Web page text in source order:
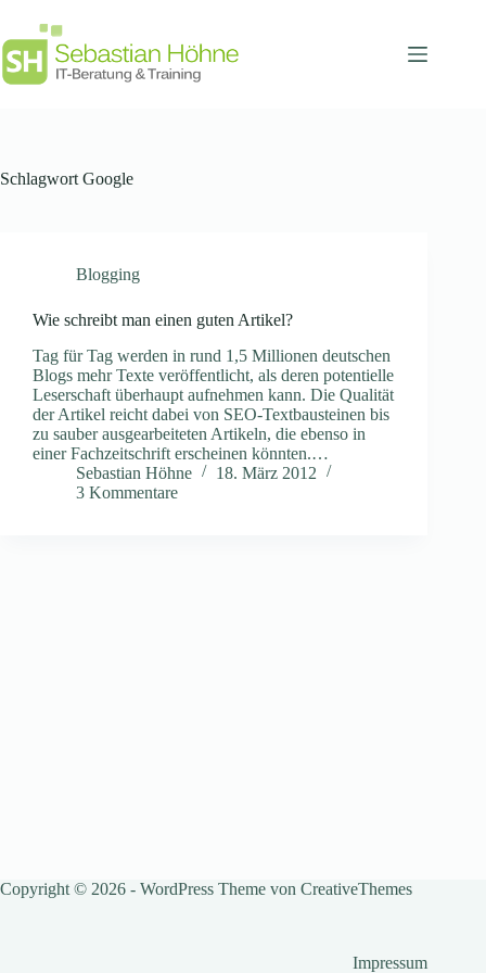
springen
Schlagwort Google
Blogging
Wie schreibt man einen guten Artikel?
Tag für Tag werden in rund 1,5 Millionen deutschen
Blogs mehr Texte veröffentlicht, als deren potentielle
Leserschaft überhaupt aufnehmen kann. Die Qualität
der Artikel reicht dabei von SEO-Textbausteinen bis
zu sauber ausgearbeiteten Artikeln, die ebenso in
einer Fachzeitschrift erscheinen könnten.…
Sebastian Höhne
18. März 2012
3 Kommentare
Copyright © 2026 - WordPress Theme von CreativeThemes
Impressum